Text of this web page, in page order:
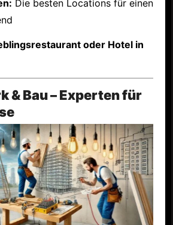
Die besten Locations für einen
oder Hotel in
& Bau – Experten für